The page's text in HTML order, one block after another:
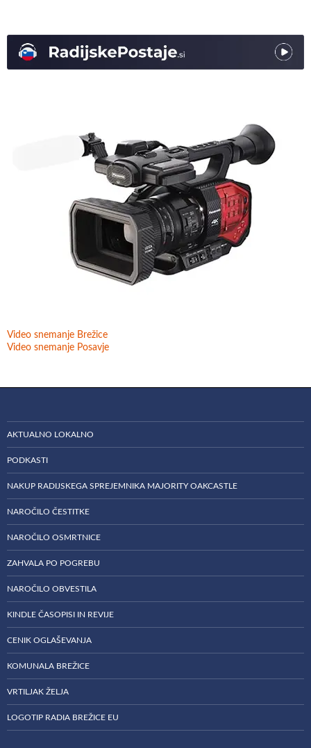
Video snemanje Brežice
Video snemanje Posavje
AKTUALNO LOKALNO
PODKASTI
NAKUP RADIJSKEGA SPREJEMNIKA MAJORITY OAKCASTLE
NAROČILO ČESTITKE
NAROČILO OSMRTNICE
ZAHVALA PO POGREBU
NAROČILO OBVESTILA
KINDLE ČASOPISI IN REVIJE
CENIK OGLAŠEVANJA
KOMUNALA BREŽICE
VRTILJAK ŽELJA
LOGOTIP RADIA BREŽICE EU